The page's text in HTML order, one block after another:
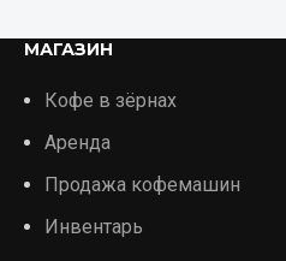
МАГАЗИН
Кофе в зёрнах
Аренда
Продажа кофемашин
Инвентарь